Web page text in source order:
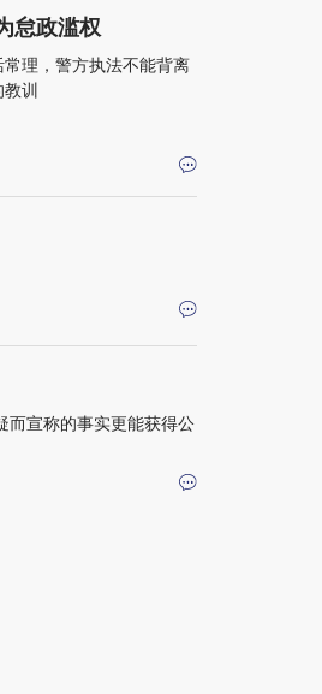
怠政滥权
理，警方执法不能背离
训
而宣称的事实更能获得公